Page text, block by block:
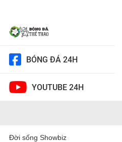
BÓNG ĐÁ 24H
YOUTUBE 24H
Đời sống Showbiz